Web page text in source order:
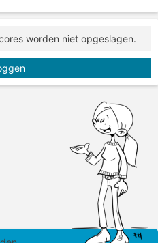
worden niet opgeslagen.